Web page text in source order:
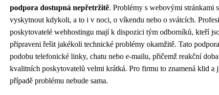
podpora dostupná nepřetržitě. Problémy s webovými stránkami
vyskytnout kdykoli, a to i v noci, o víkendu nebo o svátcích.
poskytovatelé webhostingu mají k dispozici tým odborníků, kteří
připraveni řešit jakékoli technické problémy okamžitě. Tato
podobu telefonické linky, chatu nebo e-mailu, přičemž reakční
kvalitních poskytovatelů velmi krátká. Pro firmu to znamená klid a
případě problému nebude sama.